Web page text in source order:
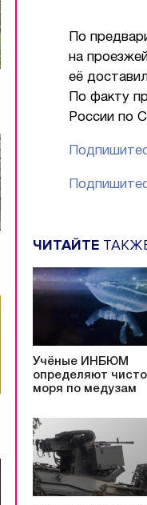
По
на
её
По факту
России по
ЧИТАЙТЕ
Учёные ИНБЮМ
определяют
моря по медузам